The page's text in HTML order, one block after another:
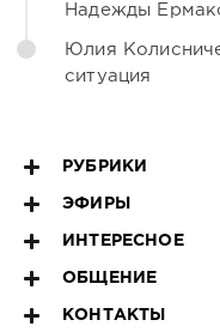
Надежды
Юлия
ситуация
РУБРИКИ
ЭФИРЫ
ИНТЕРЕСНОЕ
ОБЩЕНИЕ
КОНТАКТЫ